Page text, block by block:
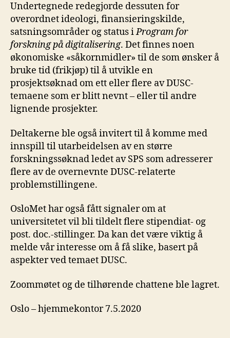
Undertegnede redegjorde dessuten for
overordnet ideologi, finansieringskilde,
satsningsområder og status iProgram for
forskning på digitalisering. Det finnes noen
økonomiske «såkornmidler» til de som ønsker å
bruke tid (frikjøp) til å utvikle en
prosjektsøknad om ett eller flere av DUSC-
temaene som er blitt nevnt – eller til andre
lignende prosjekter.
Deltakerne ble også invitert til å komme med
innspill til utarbeidelsen av en større
forskningssøknad ledet av SPS som adresserer
flere av de overnevnte DUSC-relaterte
problemstillingene.
OsloMet har også fått signaler om at
universitetet vil bli tildelt flere stipendiat- og
post. doc.-stillinger. Da kan det være viktig å
melde vår interesse om å få slike, basert på
aspekter ved temaet DUSC.
Zoommøtet og de tilhørende chattene ble lagret.
Oslo – hjemmekontor 7.5.2020